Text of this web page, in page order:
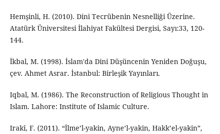
Hemşinli, H. (2010). Dini Tecrübenin Nesnelliği Üzerine.
Atatürk Üniversitesi İlahiyat Fakültesi Dergisi, Sayı:33, 120-
144.
İkbal, M. (1998). İslam'da Dini Düşüncenin Yeniden Doğuşu,
çev. Ahmet Asrar. İstanbul: Birleşik Yayınları.
Iqbal, M. (1986). The Reconstruction of Religious Thought in
Islam. Lahore: Institute of Islamic Culture.
Irakî, F. (2011). “İlme’l-yakin, Ayne’l-yakin, Hakk’el-yakin”,